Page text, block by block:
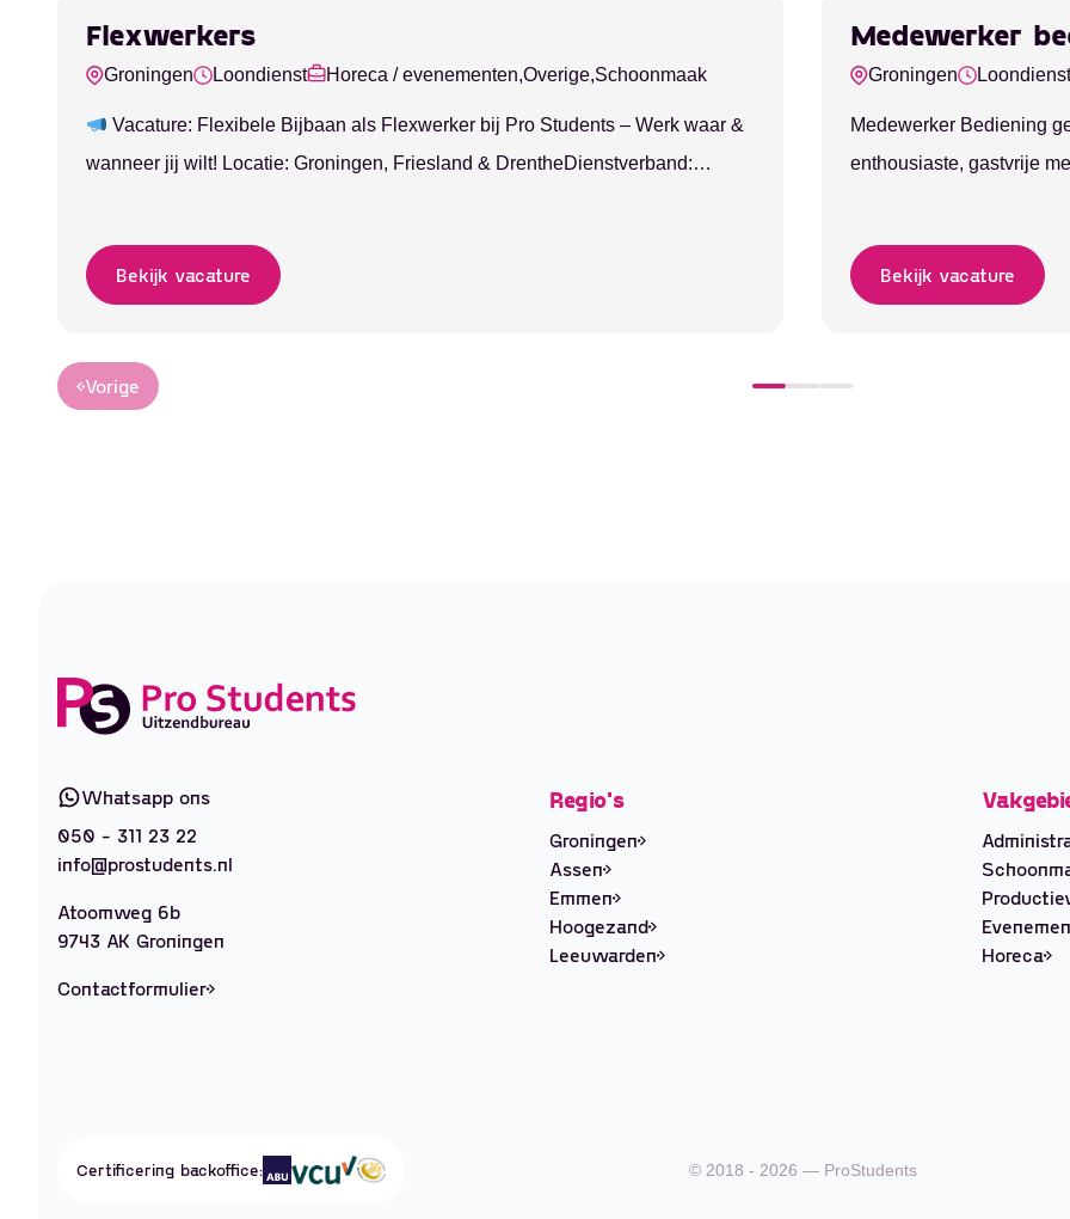
Flexwerkers
Groningen Loondienst Horeca / evenementen,Overige,Schoonmaak
Vacature: Flexibele Bijbaan als Flexwerker bij Pro Students – Werk waar &
wanneer jij wilt! Locatie: Groningen, Friesland & DrentheDienstverband:
waarbij je zelf bepaalt waar én wanneer je werkt?
Bekijk vacature
Medewerker
Groningen Loondienst
Medewerker Bediening
enthousiaste, gastvrije
ben jij het gezicht van
Bekijk vacature
Vorige
Whatsapp ons
050 - 311 23 22
info@prostudents.nl
Atoomweg 6b
9743 AK Groningen
Contactformulier
Regio's
Groningen
Assen
Emmen
Hoogezand
Leeuwarden
Horeca
Certificering backoffice: © 2018 - 2026 — ProStudents